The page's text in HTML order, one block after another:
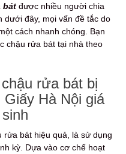
bát được nhiều người chia
đây, mọi vấn đề tắc do
cách nhanh chóng. Bạn
chậu rửa bát tại nhà theo
rửa bát bị
Hà Nội giá
rửa bát hiệu quả, là sử dụng
kỳ. Dựa vào cơ chế hoạt